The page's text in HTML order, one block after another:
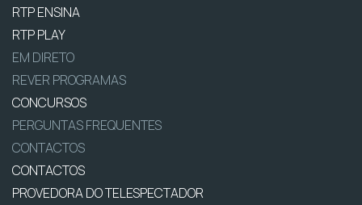
RTP ENSINA
RTP PLAY
EM DIRETO
REVER PROGRAMAS
CONCURSOS
PERGUNTAS FREQUENTES
CONTACTOS
CONTACTOS
PROVEDORA DO TELESPECTADOR